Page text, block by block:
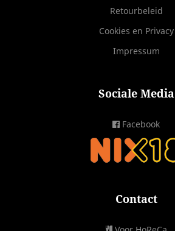
Retourbeleid
Cookies en Privacy
Impressum
Sociale Media
Facebook
Contact